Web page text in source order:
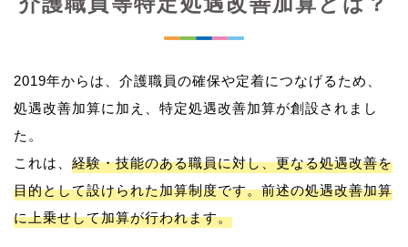
2019年からは、介護職員の確保や定着につなげるため、
処遇改善加算に加え、特定処遇改善加算が創設されまし
た。
これは、 経験・技能のある職員に対し、更なる処遇改善を
目的として設けられた加算制度です。前述の処遇改善加算
に上乗せして加算が行われます。